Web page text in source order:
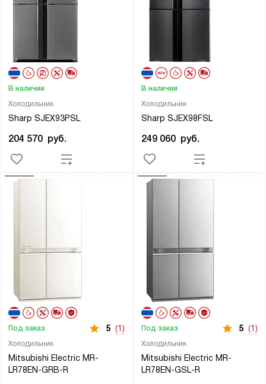
Холодильник
Sharp SJEX93PSL
В наличии
204 570 руб.
Холодильник
Sharp SJEX98FSL
В наличии
249 060 руб.
Холодильник
Mitsubishi Electric MR-
LR78EN-GRB-R
Под заказ 5 (1)
Холодильник
Mitsubishi Electric MR-
LR78EN-GSL-R
Под заказ 5 (1)